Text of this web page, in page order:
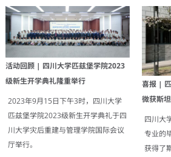
活动回顾 | 四川大学匹兹堡学院2023
级新生开学典礼隆重举行
2023年9月15日下午3时，四川大学
匹兹堡学院2023级新生开学典礼于四
川大学灾后重建与管理学院国际会议
厅举行。
喜报 |
微获斯
四川大
专业的
获得了